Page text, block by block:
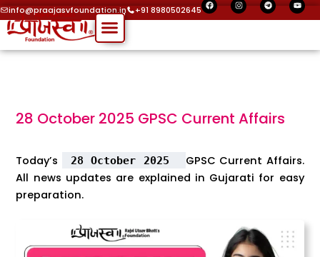
Skip
to
content
info@praajasvfoundation.in +91 8980502645 a
c
e
k
n
s
t
a
e
l
e
m
o
u
t
Menu
28 October 2025 GPSC Current Affairs
Today’s 28 October 2025
GPSC Current Affairs.
All news updates are explained in Gujarati for easy
preparation.